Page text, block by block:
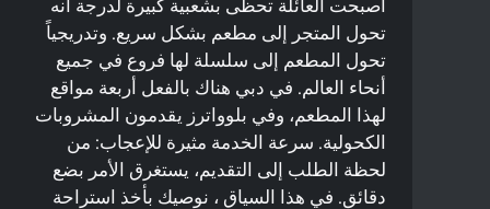
أصبحت العائلة تحظى بشعبية كبيرة لدرجة أنه
تحول المتجر إلى مطعم بشكل سريع. وتدريجياً
تحول المطعم إلى سلسلة لها فروع في جميع
أنحاء العالم. في دبي هناك بالفعل أربعة مواقع
لهذا المطعم، وفي بلوواترز يقدمون المشروبات
الكحولية. سرعة الخدمة مثيرة للإعجاب: من
لحظة الطلب إلى التقديم، يستغرق الأمر بضع
دقائق. في هذا السياق ، نوصيك بأخذ استراحة